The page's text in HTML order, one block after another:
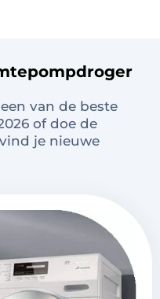
van de beste
of doe de
je nieuwe